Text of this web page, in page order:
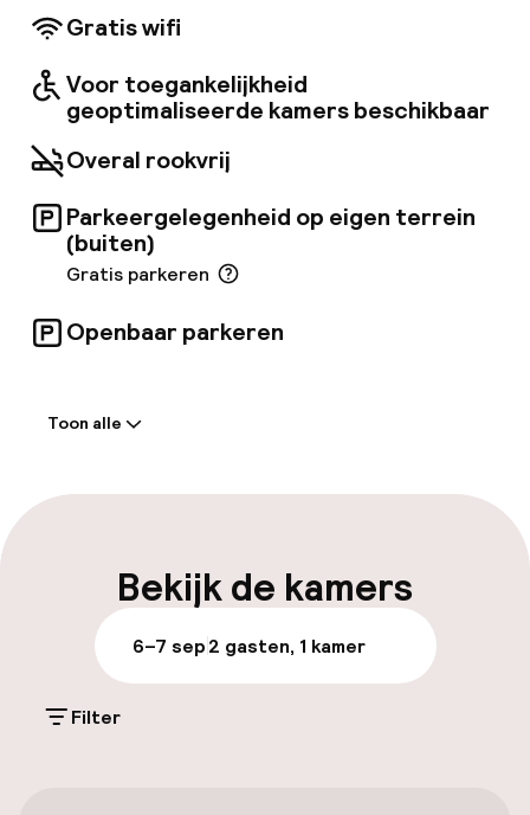
van het business center en de
op korte afstand.
Gratis wifi
Voor toegankelijkheid
geoptimaliseerde kamers beschikbaar
Overal rookvrij
Parkeergelegenheid op eigen terrein
(buiten)
Gratis parkeren
Openbaar parkeren
Bagageruimte
Parkeren & mobiliteit
Parkeergelegenheid op eigen terrein
(buiten)
Gratis parkeren
Toon alle
Bekijk de kamers
6–7 sep2 gasten, 1 kamer
Filter